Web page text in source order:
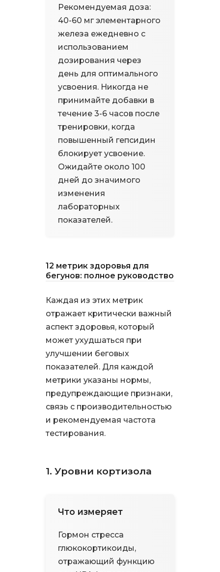
Рекомендуемая доза:
40-60 мг элементарного
железа ежедневно с
использованием
дозирования через
день для оптимального
усвоения. Никогда не
принимайте добавки в
течение 3-6 часов после
тренировки, когда
повышенный гепсидин
блокирует усвоение.
Ожидайте около 100
дней до значимого
изменения
лабораторных
показателей.
12 метрик здоровья для
бегунов: полное руководство
Каждая из этих метрик
отражает критически важный
аспект здоровья, который
может ухудшаться при
улучшении беговых
показателей. Для каждой
метрики указаны нормы,
предупреждающие признаки,
связь с производительностью
и рекомендуемая частота
тестирования.
1. Уровни кортизола
Что измеряет
Гормон стресса
глюкокортикоиды,
отражающий функцию